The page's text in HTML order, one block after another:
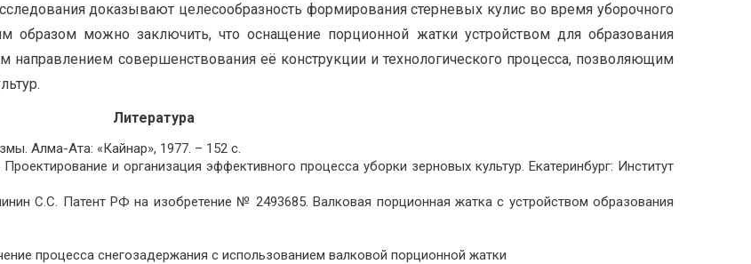
доказывают целесообразность формирования стерневых кулис во время уборочного
образом можно заключить, что оснащение порционной жатки устройством для образования
направлением совершенствования её конструкции и технологического процесса, позволяющим
Литература
Алма-Ата: «Кайнар», 1977. – 152 с.
и организация эффективного процесса уборки зерновых культур. Екатеринбург: Институт
С.С. Патент РФ на изобретение № 2493685. Валковая порционная жатка с устройством образования
процесса снегозадержания с использованием валковой порционной жатки